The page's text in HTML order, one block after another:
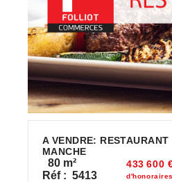
A VENDRE:
MANCHE
80 m²
Réf : 5413
433 600
d'honoraires